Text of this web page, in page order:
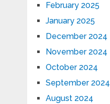
February 2025
January 2025
December 2024
November 2024
October 2024
September 2024
August 2024